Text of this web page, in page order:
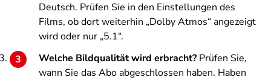
Deutsch. Prüfen Sie in den Einstellungen des
Films, ob dort weiterhin „Dolby Atmos“ angezeigt
wird oder nur „5.1“.
Welche Bildqualität wird erbracht? Prüfen Sie,
wann Sie das Abo abgeschlossen haben. Haben